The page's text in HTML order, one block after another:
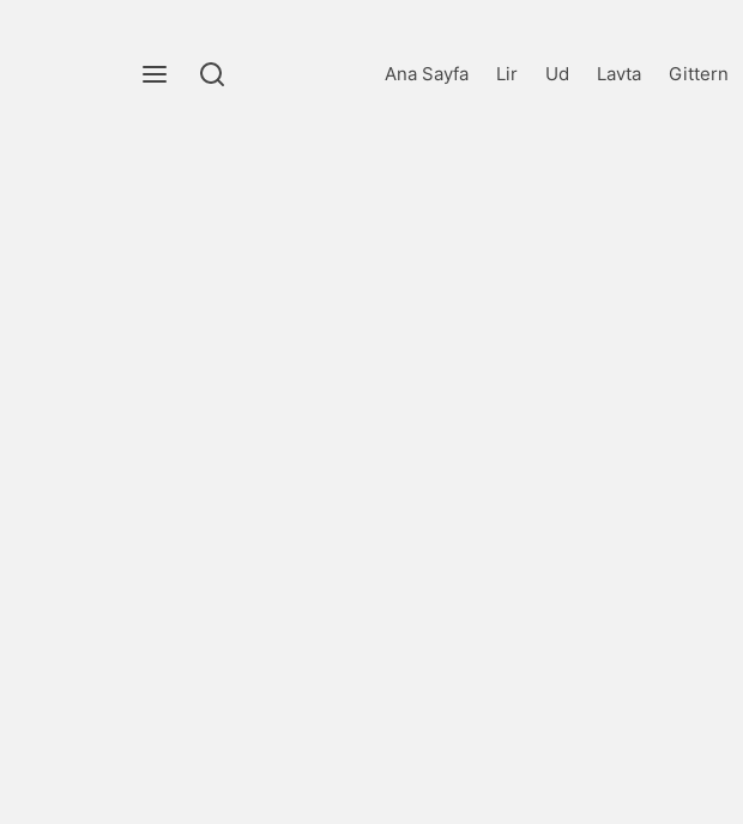
Ana Sayfa Lir Ud Lavta Gittern